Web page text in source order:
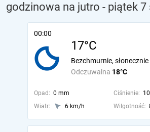
godzinowa na jutro - piątek 7
00:00
17°C
Odczuwalna 18°C
Bezchmurnie, słonecznie
Opad: 0 mm Ciśnienie:
Wiatr:
6 km/h Wilgotność: